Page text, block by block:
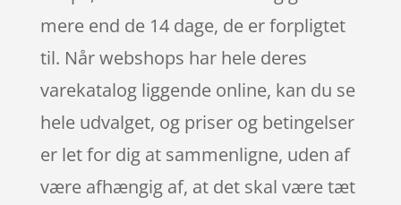
mere end de 14 dage, de er forpligtet
til. Når webshops har hele deres
varekatalog liggende online, kan du se
hele udvalget, og priser og betingelser
er let for dig at sammenligne, uden af
være afhængig af, at det skal være tæt